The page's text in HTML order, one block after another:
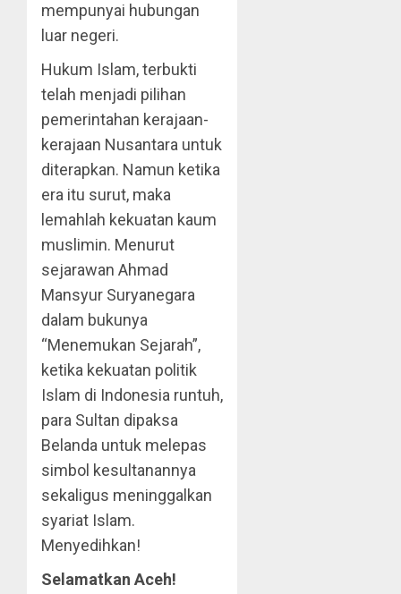
mempunyai hubungan
luar negeri.
Hukum Islam, terbukti
telah menjadi pilihan
pemerintahan kerajaan-
kerajaan Nusantara untuk
diterapkan. Namun ketika
era itu surut, maka
lemahlah kekuatan kaum
muslimin. Menurut
sejarawan Ahmad
Mansyur Suryanegara
dalam bukunya
“Menemukan Sejarah”,
ketika kekuatan politik
Islam di Indonesia runtuh,
para Sultan dipaksa
Belanda untuk melepas
simbol kesultanannya
sekaligus meninggalkan
syariat Islam.
Menyedihkan!
Selamatkan Aceh!